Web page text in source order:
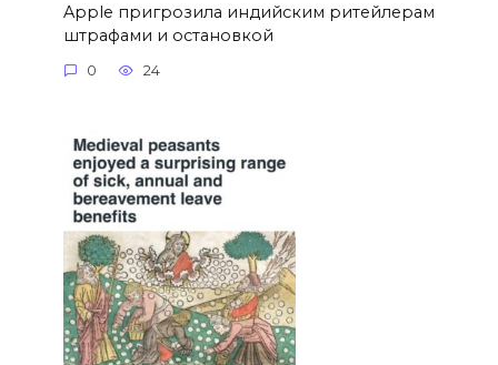
Apple пригрозила индийским ритейлерам
штрафами и остановкой
0 24